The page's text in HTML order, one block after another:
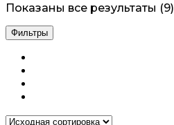
Показаны все результаты (9)
Фильтры